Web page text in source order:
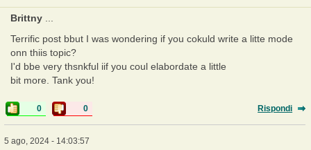
Brittny
Terrific post bbut I was wondering if you cokuld write a litte mode
onn thiis topic?
I'd bbe very thsnkful iif you coul elabordate a little
bit more. Tank you!
0 0 Rispondi
5 ago, 2024 - 14:03:57